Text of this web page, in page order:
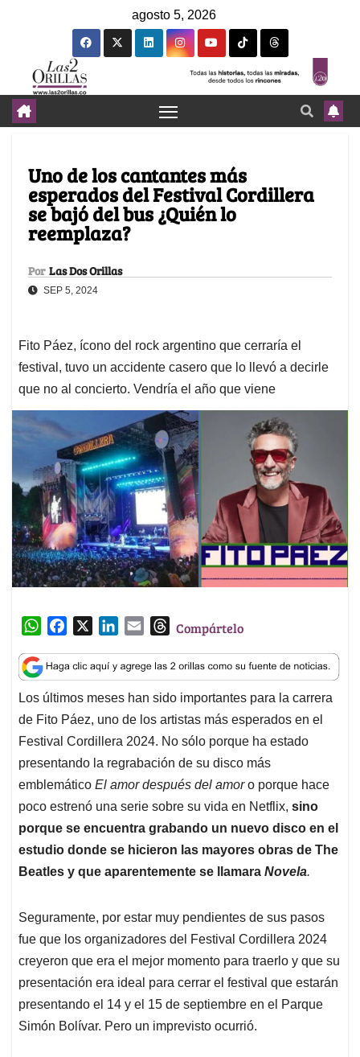
agosto 5, 2026
Uno de los cantantes más
esperados del Festival Cordillera
se bajó del bus ¿Quién lo
reemplaza?
Por Las Dos Orillas
SEP 5, 2024
Fito Páez, ícono del rock argentino que cerraría el
festival, tuvo un accidente casero que lo llevó a decirle
que no al concierto. Vendría el año que viene
W
a
t
s
A
p
p
c
e
b
o
o
k
n
k
e
d
I
n
a
i
l
T
r
e
a
d
s
Compártelo
Los últimos meses han sido importantes para la carrera
de Fito Páez, uno de los artistas más esperados en el
Festival Cordillera 2024. No sólo porque ha estado
presentando la regrabación de su disco más
emblemático El amor después del amoro porque hace
poco estrenó una serie sobre su vida en Netflix, sino
porque se encuentra grabando un nuevo disco en el
estudio donde se hicieron las mayores obras de The
Beatles y que aparentemente se llamara Novela.
Seguramente, por estar muy pendientes de sus pasos
fue que los organizadores del Festival Cordillera 2024
creyeron que era el mejor momento para traerlo y que su
presentación era ideal para cerrar el festival que estarán
presentando el 14 y el 15 de septiembre en el Parque
Simón Bolívar. Pero un imprevisto ocurrió.